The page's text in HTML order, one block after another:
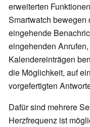
erweiterten
Smartwatch bewegen
eingehende
eingehenden
Kalendereinträgen
die Möglichkeit, auf
vorgefertigten
Dafür sind mehrere
Herzfrequenz ist